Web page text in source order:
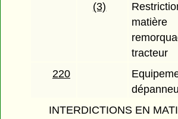
(3)
tracteur
220
INTERDICTIONS EN